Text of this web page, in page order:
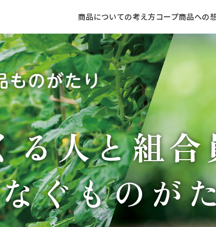
商品についての考え方コープ商品への
る人と組
ぐものが